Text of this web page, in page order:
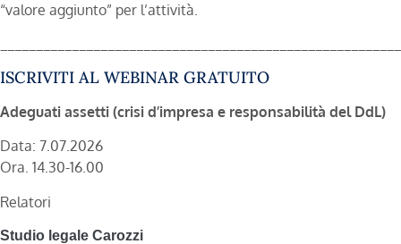
“valore aggiunto” per l’attività.
ISCRIVITI AL WEBINAR GRATUITO
Adeguati assetti (crisi d’impresa e responsabilità del DdL)
Data: 7.07.2026
Ora. 14.30-16.00
Relatori
Studio legale Carozzi